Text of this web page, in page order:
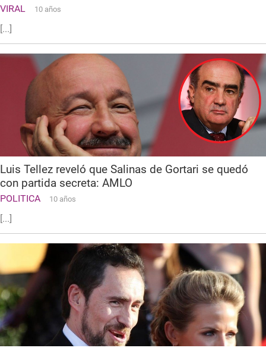
VIRAL 10 años
[...]
Luis Tellez reveló que Salinas de Gortari se quedó
con partida secreta: AMLO
POLITICA 10 años
[...]